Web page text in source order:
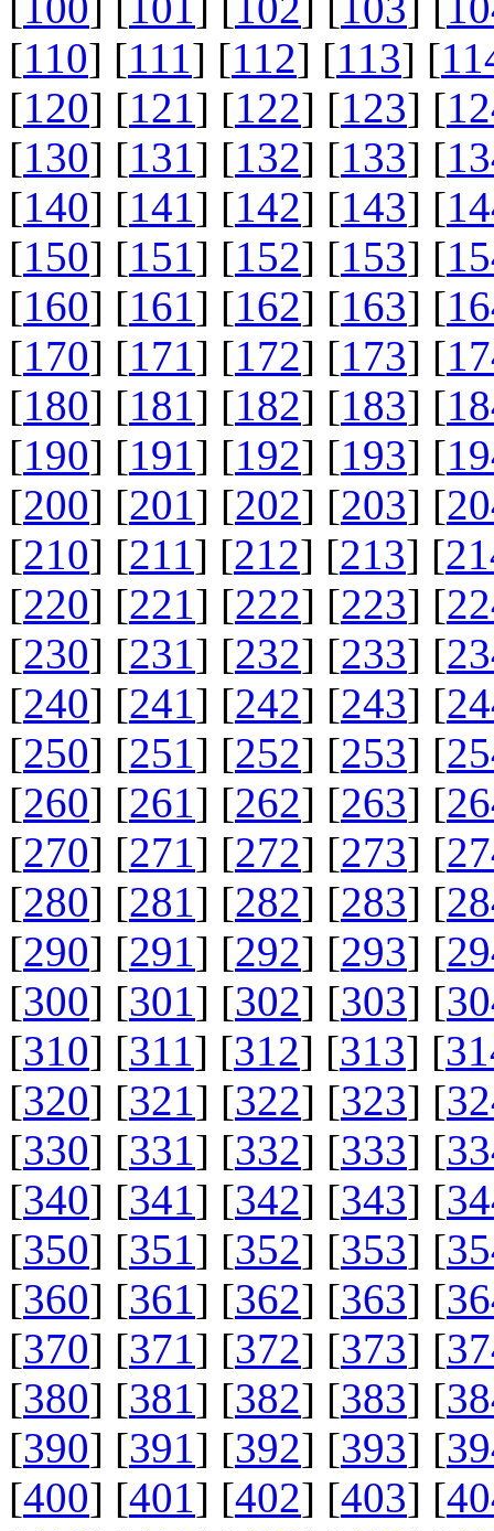
[110] [111] [112] [113] [
[120] [121] [122] [123] [
[130] [131] [132] [133] [
[140] [141] [142] [143] [
[150] [151] [152] [153] [
[160] [161] [162] [163] [
[170] [171] [172] [173] [
[180] [181] [182] [183] [
[190] [191] [192] [193] [
[200] [201] [202] [203] [
[210] [211] [212] [213] [
[220] [221] [222] [223] [
[230] [231] [232] [233] [
[240] [241] [242] [243] [
[250] [251] [252] [253] [
[260] [261] [262] [263] [
[270] [271] [272] [273] [
[280] [281] [282] [283] [
[290] [291] [292] [293] [
[300] [301] [302] [303] [
[310] [311] [312] [313] [
[320] [321] [322] [323] [
[330] [331] [332] [333] [
[340] [341] [342] [343] [
[350] [351] [352] [353] [
[360] [361] [362] [363] [
[370] [371] [372] [373] [
[380] [381] [382] [383] [
[390] [391] [392] [393] [
[400] [401] [402] [403] [